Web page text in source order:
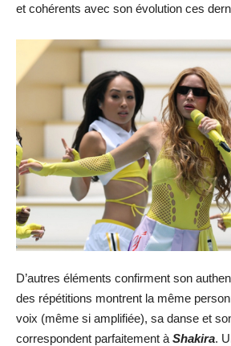
et cohérents avec son évolution ces
D’autres éléments confirment son
des répétitions montrent la même
voix (même si amplifiée), sa danse et
correspondent parfaitement à Shakira.